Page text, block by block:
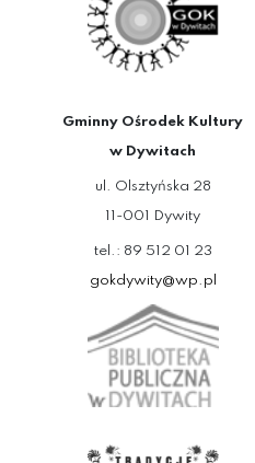
Gminny Ośrodek Kultury
w Dywitach
ul. Olsztyńska 28
11-001 Dywity
tel.: 89 512 01 23
gokdywity@wp.pl